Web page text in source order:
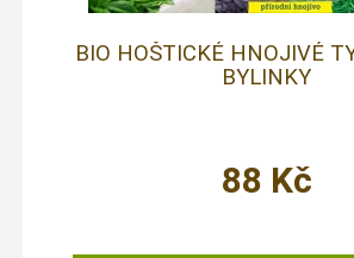
BIO HOŠTICKÉ HNOJIVÉ
BYLINKY
88 Kč